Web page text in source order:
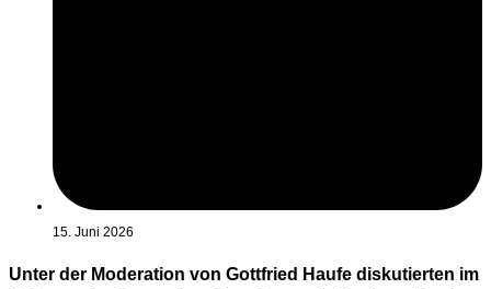
15. Juni 2026
Unter der Moderation von Gottfried Haufe diskutierten im